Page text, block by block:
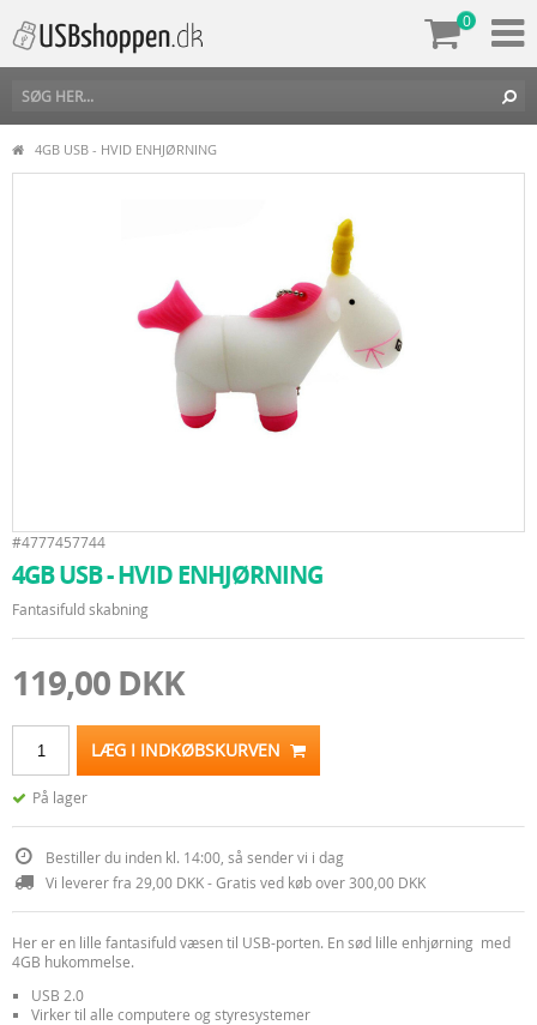
0
4GB USB - HVID ENHJØRNING
#4777457744
4GB USB - HVID ENHJØRNING
Fantasifuld skabning
119,00 DKK
LÆG I INDKØBSKURVEN
På lager
Bestiller du inden kl. 14:00, så sender vi i dag
Vi leverer fra 29,00 DKK - Gratis ved køb over 300,00 DKK
Her er en lille fantasifuld væsen til USB-porten. En sød lille enhjørning med
4GB hukommelse.
USB 2.0
Virker til alle computere og styresystemer